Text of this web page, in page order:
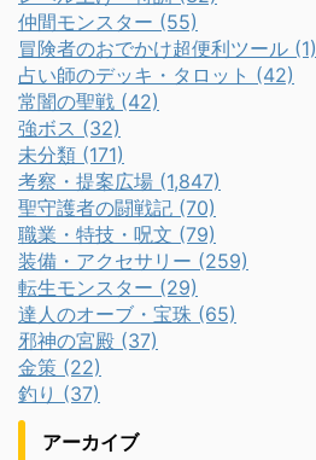
仲間モンスター (55)
冒険者のおでかけ超便利ツール (1)
占い師のデッキ・タロット (42)
常闇の聖戦 (42)
強ボス (32)
未分類 (171)
考察・提案広場 (1,847)
聖守護者の闘戦記 (70)
職業・特技・呪文 (79)
装備・アクセサリー (259)
転生モンスター (29)
達人のオーブ・宝珠 (65)
邪神の宮殿 (37)
金策 (22)
釣り (37)
アーカイブ